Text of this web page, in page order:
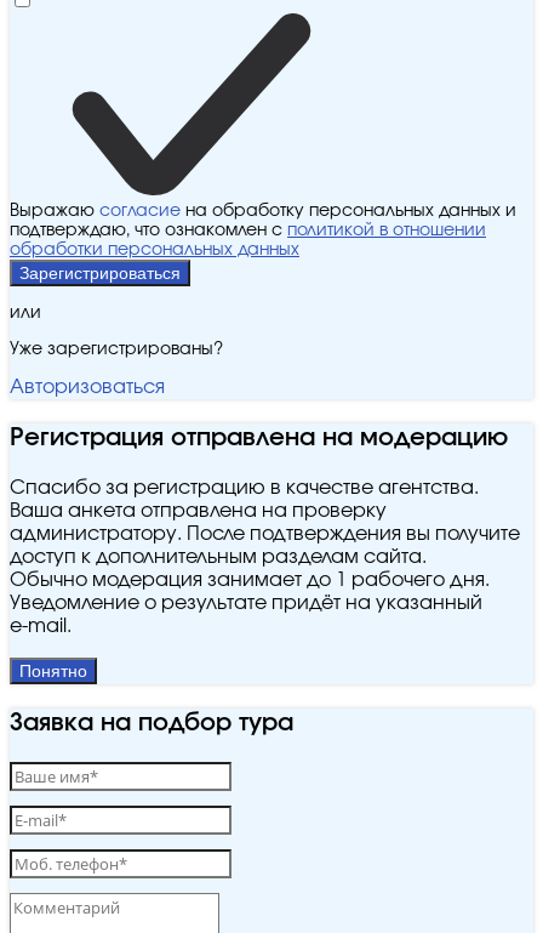
Выражаю согласие на обработку персональных данных и
подтверждаю, что ознакомлен с политикой в отношении
обработки персональных данных
Зарегистрироваться
или
Уже зарегистрированы?
Авторизоваться
Регистрация отправлена на модерацию
Спасибо за регистрацию в качестве агентства.
Ваша анкета отправлена на проверку
администратору. После подтверждения вы получите
доступ к дополнительным разделам сайта.
Обычно модерация занимает до 1 рабочего дня.
Уведомление о результате придёт на указанный
e‑mail.
Понятно
Заявка на подбор тура